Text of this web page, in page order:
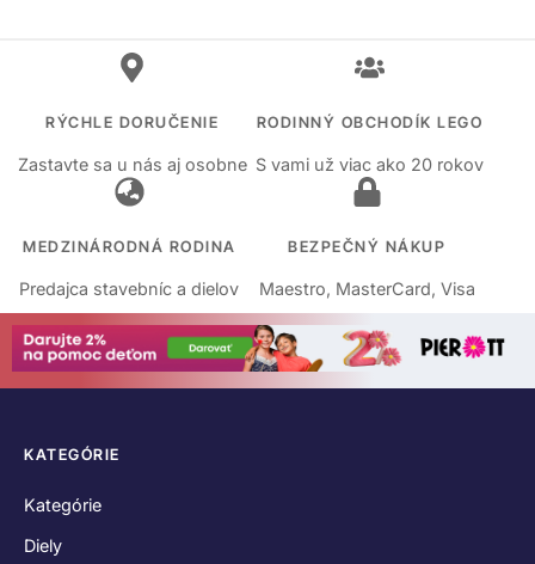
RÝCHLE DORUČENIE
Zastavte sa u nás aj osobne
RODINNÝ OBCHODÍK LEGO
S vami už viac ako 20 rokov
MEDZINÁRODNÁ RODINA
Predajca stavebníc a dielov
BEZPEČNÝ NÁKUP
Maestro, MasterCard, Visa
KATEGÓRIE
Kategórie
Diely